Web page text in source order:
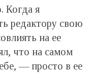
Когда я
редактору свою
на ее
что на самом
— просто в ее